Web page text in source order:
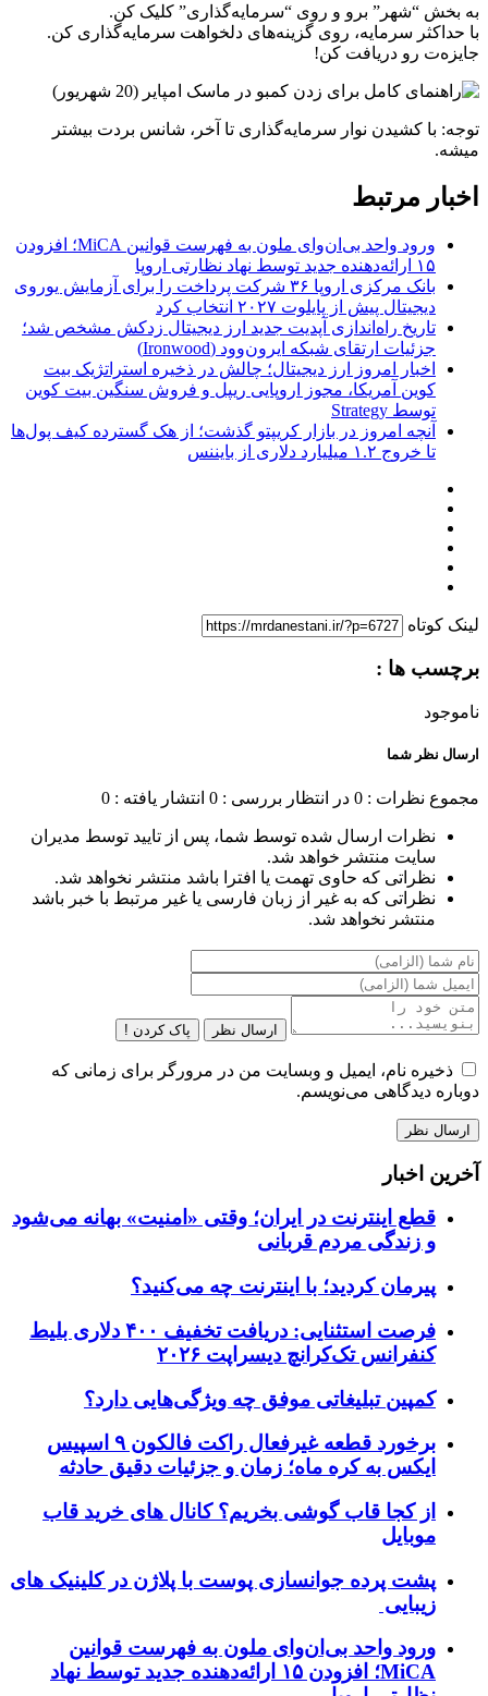
به بخش “شهر” برو و روی “سرمایه‌گذاری” کلیک کن.
با حداکثر سرمایه، روی گزینه‌های دلخواهت سرمایه‌گذاری کن.
جایزه‌ت رو دریافت کن!
توجه: با کشیدن نوار سرمایه‌گذاری تا آخر، شانس بردت بیشتر
میشه.
اخبار مرتبط
ورود واحد بی‌ان‌وای ملون به فهرست قوانین MiCA؛ افزودن
۱۵ ارائه‌دهنده جدید توسط نهاد نظارتی اروپا
بانک مرکزی اروپا ۳۶ شرکت پرداخت را برای آزمایش یوروی
دیجیتال پیش از پایلوت ۲۰۲۷ انتخاب کرد
تاریخ راه‌اندازی آپدیت جدید ارز دیجیتال زدکش مشخص شد؛
جزئیات ارتقای شبکه ایرون‌وود (Ironwood)
اخبار امروز ارز دیجیتال؛ چالش در ذخیره استراتژیک بیت
کوین آمریکا، مجوز اروپایی ریپل و فروش سنگین بیت کوین
توسط Strategy
آنچه امروز در بازار کریپتو گذشت؛ از هک گسترده کیف پول‌ها
تا خروج ۱.۲ میلیارد دلاری از بایننس
لینک کوتاه
برچسب ها :
ناموجود
ارسال نظر شما
مجموع نظرات : 0 در انتظار بررسی : 0 انتشار یافته : 0
نظرات ارسال شده توسط شما، پس از تایید توسط مدیران
سایت منتشر خواهد شد.
نظراتی که حاوی تهمت یا افترا باشد منتشر نخواهد شد.
نظراتی که به غیر از زبان فارسی یا غیر مرتبط با خبر باشد
منتشر نخواهد شد.
ارسال نظر پاک کردن !
ذخیره نام، ایمیل و وبسایت من در مرورگر برای زمانی که
دوباره دیدگاهی می‌نویسم.
آخرین اخبار
قطع اینترنت در ایران؛ وقتی «امنیت» بهانه می‌شود
و زندگی مردم قربانی
پیرمان کردید؛ با اینترنت چه می‌کنید؟
فرصت استثنایی: دریافت تخفیف ۴۰۰ دلاری بلیط
کنفرانس تک‌کرانچ دیسراپت ۲۰۲۶
کمپین تبلیغاتی موفق چه ویژگی‌هایی دارد؟
برخورد قطعه غیرفعال راکت فالکون ۹ اسپیس
ایکس به کره ماه؛ زمان و جزئیات دقیق حادثه
از کجا قاب گوشی بخریم؟ کانال های خرید قاب
موبایل
پشت پرده جوانسازی پوست با پلاژن در کلینیک های
زیبایی
ورود واحد بی‌ان‌وای ملون به فهرست قوانین
MiCA؛ افزودن ۱۵ ارائه‌دهنده جدید توسط نهاد